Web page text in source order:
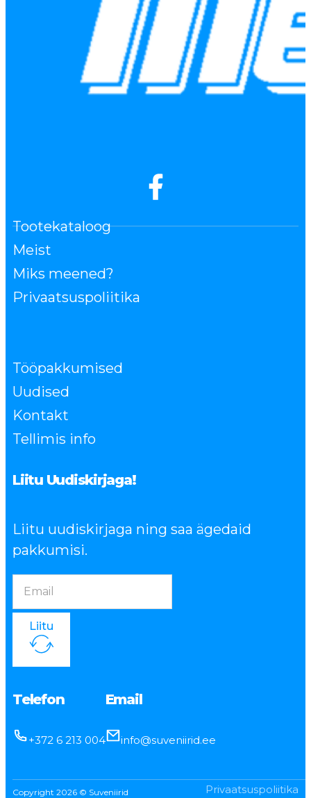
Tootekataloog
Meist
Miks meened?
Privaatsuspoliitika
Tööpakkumised
Uudised
Kontakt
Tellimis info
Liitu Uudiskirjaga!
Liitu uudiskirjaga ning saa ägedaid
pakkumisi.
Liitu
Telefon
+372 6 213 004
Email
info@suveniirid.ee
Copyright 2026 © Suveniirid Privaatsuspoliitika